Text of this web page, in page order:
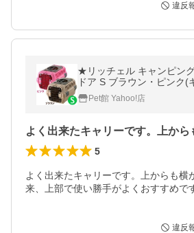
違反
★リッチェル キャンピン
ドア S ブラウン・ピンク(
レート ペットキャリー)
Pet館 Yahoo!店
5
よく出来たキャリーです。上からも横
来、上部で使い勝手がよくおすすめで
違反